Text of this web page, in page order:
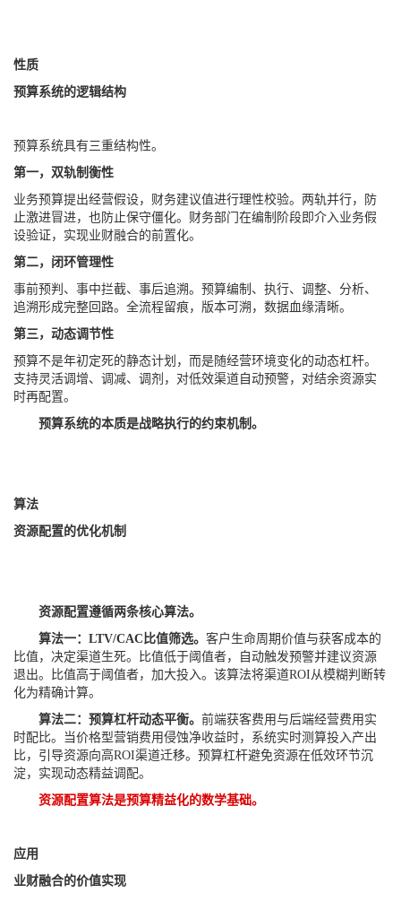
性质
预算系统的逻辑结构
预算系统具有三重结构性。
第一，双轨制衡性
业务预算提出经营假设，财务建议值进行理性校验。两轨并行，防
止激进冒进，也防止保守僵化。财务部门在编制阶段即介入业务假
设验证，实现业财融合的前置化。
第二，闭环管理性
事前预判、事中拦截、事后追溯。预算编制、执行、调整、分析、
追溯形成完整回路。全流程留痕，版本可溯，数据血缘清晰。
第三，动态调节性
预算不是年初定死的静态计划，而是随经营环境变化的动态杠杆。
支持灵活调增、调减、调剂，对低效渠道自动预警，对结余资源实
时再配置。
预算系统的本质是战略执行的约束机制。
算法
资源配置的优化机制
资源配置遵循两条核心算法。
算法一：LTV/CAC比值筛选。 客户生命周期价值与获客成本的
比值，决定渠道生死。比值低于阈值者，自动触发预警并建议资源
退出。比值高于阈值者，加大投入。该算法将渠道ROI从模糊判断转
化为精确计算。
算法二：预算杠杆动态平衡。 前端获客费用与后端经营费用实
时配比。当价格型营销费用侵蚀净收益时，系统实时测算投入产出
比，引导资源向高ROI渠道迁移。预算杠杆避免资源在低效环节沉
淀，实现动态精益调配。
资源配置算法是预算精益化的数学基础。
应用
业财融合的价值实现